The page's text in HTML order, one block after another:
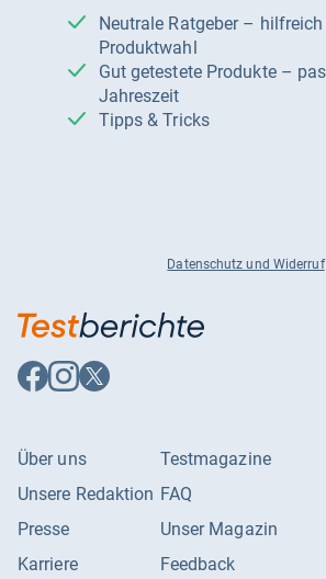
Neutrale Ratgeber – hilfreich für Ihre
Produktwahl
Gut getestete Produkte – passend zur
Jahreszeit
Tipps & Tricks
Datenschutz und Widerruf
Auf
Facebook
Auf
Instagram
Auf
X
Über uns
Unsere Redaktion
Presse
Karriere
Testmagazine
FAQ
Unser Magazin
Feedback